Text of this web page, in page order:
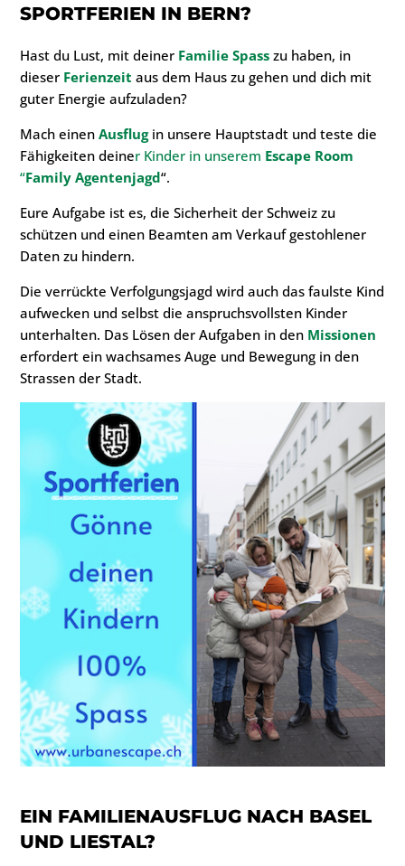
SPORTFERIEN IN BERN?
Hast du Lust, mit deiner Familie Spass zu haben, in
dieser Ferienzeit aus dem Haus zu gehen und dich mit
guter Energie aufzuladen?
Mach einenAusflugin unsere Hauptstadt und teste die
Fähigkeiten deiner Kinder in unserem Escape Room
“Family Agentenjagd“.
Eure Aufgabe ist es, die Sicherheit der Schweiz zu
schützen und einen Beamten am Verkauf gestohlener
Daten zu hindern.
Die verrückte Verfolgungsjagd wird auch das faulste Kind
aufwecken und selbst die anspruchsvollsten Kinder
unterhalten. Das Lösen der Aufgaben in den Missionen
erfordert ein wachsames Auge und Bewegung in den
Strassen der Stadt.
EIN FAMILIENAUSFLUG NACH BASEL
UND LIESTAL?